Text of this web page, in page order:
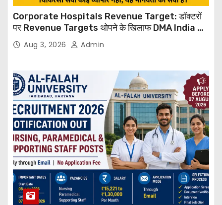
Corporate Hospitals Revenue Target: डॉक्टरों
पर Revenue Targets थोपने के खिलाफ DMA India का
बड़ा कदम, NHRC से Suo Motu जांच की मांग
Aug 3, 2026 Admin